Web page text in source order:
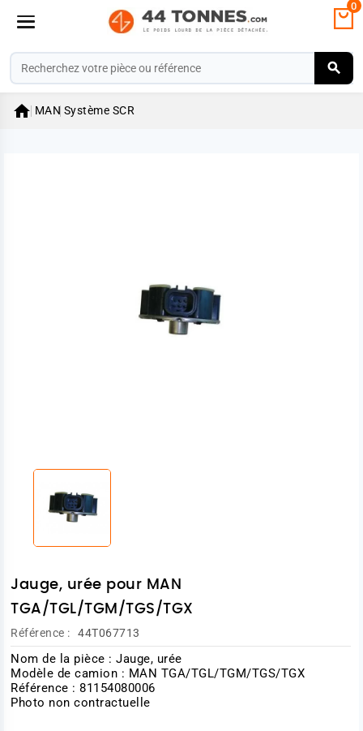
0
 MAN Système SCR
Jauge, urée pour MAN
TGA/TGL/TGM/TGS/TGX
Référence : 44T067713
Nom de la pièce : Jauge, urée
Modèle de camion : MAN TGA/TGL/TGM/TGS/TGX
Référence : 81154080006
Photo non contractuelle